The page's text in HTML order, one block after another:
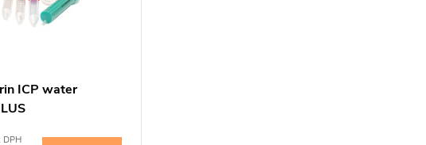
ICP water
DPH